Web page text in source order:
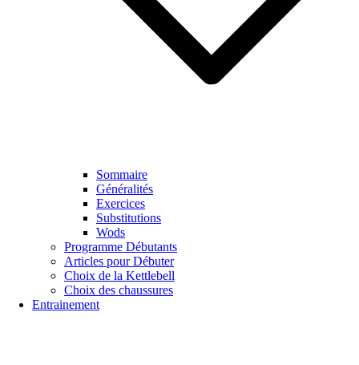
Sommaire
Généralités
Exercices
Substitutions
Wods
Programme Débutants
Articles pour Débuter
Choix de la Kettlebell
Choix des chaussures
Entrainement